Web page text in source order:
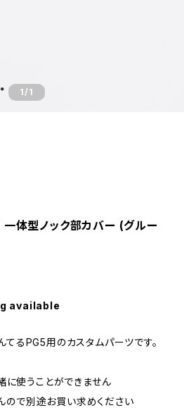
1/1
体型ノック部カバー (グルー
available
るPG5用のカスタムパーツです。
使うことができません
で別途お買い求めください